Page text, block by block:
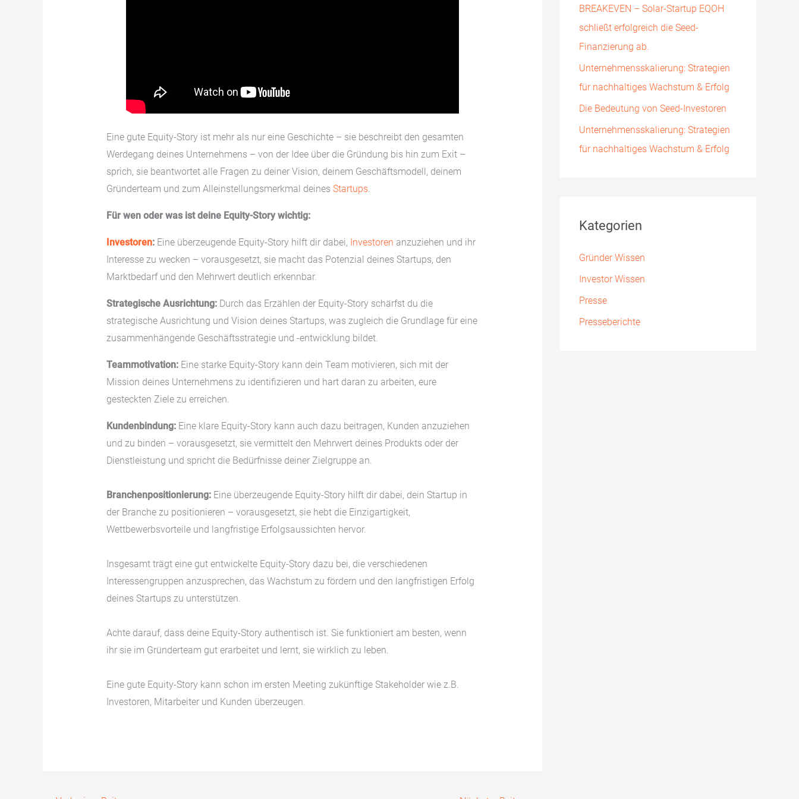
Eine gute Equity-Story ist mehr als nur eine Geschichte – sie beschreibt den gesamten
Werdegang deines Unternehmens – von der Idee über die Gründung bis hin zum Exit –
sprich, sie beantwortet alle Fragen zu deiner Vision, deinem Geschäftsmodell, deinem
Gründerteam und zum Alleinstellungsmerkmal deines Startups.
Für wen oder was ist deine Equity-Story wichtig:
Investoren:Eine überzeugende Equity-Story hilft dir dabei, Investoren anzuziehen und ihr
Interesse zu wecken – vorausgesetzt, sie macht das Potenzial deines Startups, den
Marktbedarf und den Mehrwert deutlich erkennbar.
Strategische Ausrichtung:Durch das Erzählen der Equity-Story schärfst du die
strategische Ausrichtung und Vision deines Startups, was zugleich die Grundlage für eine
zusammenhängende Geschäftsstrategie und -entwicklung bildet.
Teammotivation:Eine starke Equity-Story kann dein Team motivieren, sich mit der
Mission deines Unternehmens zu identifizieren und hart daran zu arbeiten, eure
gesteckten Ziele zu erreichen.
Kundenbindung:Eine klare Equity-Story kann auch dazu beitragen, Kunden anzuziehen
und zu binden – vorausgesetzt, sie vermittelt den Mehrwert deines Produkts oder der
Dienstleistung und spricht die Bedürfnisse deiner Zielgruppe an.
Branchenpositionierung:Eine überzeugende Equity-Story hilft dir dabei, dein Startup in
der Branche zu positionieren – vorausgesetzt, sie hebt die Einzigartigkeit,
Wettbewerbsvorteile und langfristige Erfolgsaussichten hervor.
Insgesamt trägt eine gut entwickelte Equity-Story dazu bei, die verschiedenen
Interessengruppen anzusprechen, das Wachstum zu fördern und den langfristigen Erfolg
deines Startups zu unterstützen.
Achte darauf, dass deine Equity-Story authentisch ist. Sie funktioniert am besten, wenn
ihr sie im Gründerteam gut erarbeitet und lernt, sie wirklich zu leben.
Eine gute Equity-Story kann schon im ersten Meeting zukünftige Stakeholder wie z.B.
Investoren, Mitarbeiter und Kunden überzeugen.
h
:
BREAKEVEN – Solar-Startup EQOH
schließt erfolgreich die Seed-
Finanzierung ab.
Unternehmensskalierung: Strategien
für nachhaltiges Wachstum & Erfolg
Die Bedeutung von Seed-Investoren
Unternehmensskalierung: Strategien
für nachhaltiges Wachstum & Erfolg
Kategorien
Gründer Wissen
Investor Wissen
Presse
Presseberichte